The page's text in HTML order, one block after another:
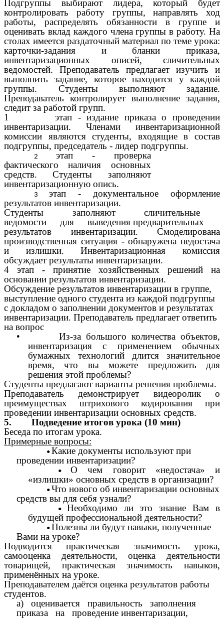
Подгруппы выбирают лидера, который будет
контролировать работу группы, направлять ход
работы, распределять обязанности в группе и
оценивать вклад каждого члена группы в работу. На
столах имеется раздаточный материал по теме урока:
карточки-задания и бланки приказа,
инвентаризационных описей, сличительных
ведомостей. Преподаватель предлагает изучить и
выполнить задание, которое находится у каждой
группы. Студенты выполняют задание.
Преподаватель контролирует выполнение задания,
следит за работой групп.
1 этап - издание приказа о проведении
инвентаризации. Членами инвентаризационной
комиссии являются студенты, входящие в состав
подгруппы, председатель - лидер подгруппы.
этап - проверка
фактического наличия основных
средств. Студенты заполняют
инвентаризационную опись.
этап - документальное оформление
результатов инвентаризации.
Студенты заполняют сличительные
ведомости для выведения предварительных
результатов инвентаризации. Смоделирована
производственная ситуация - обнаружена недостача
и излишки. Инвентаризационная комиссия
обсуждает результаты инвентаризации.
4 этап - принятие хозяйственных решений на
основании результатов инвентаризации.
Обсуждение результатов инвентаризации в группе,
выступление одного студента из каждой подгруппы
с докладом о заполнении документов и результатах
инвентаризации. Преподаватель предлагает ответить
на вопрос
• Из-за большого количества объектов,
инвентаризация с применением обычных
бумажных технологий длится значительное
время, что вы можете предложить для
решения этой проблемы?
Студенты предлагают варианты решения проблемы.
Преподаватель демонстрирует видеоролик о
преимуществах штрихового кодирования при
проведении инвентаризации основных средств.
5. Подведение итогов урока (10 мин)
Беседа по итогам урока.
Примерные вопросы:
Какие документы используют при
проведении инвентаризации?
О чем говорит «недостача» и
«излишки» основных средств в организации?
Что нового об инвентаризации основных
средств вы для себя узнали?
Необходимо ли это знание Вам в
будущей профессиональной деятельности?
Полезны ли будут навыки, полученные
Вами на уроке?
Подводится практическая значимость урока,
самооценка деятельности, оценка деятельности
товарищей, практическая значимость навыков,
применённых на уроке.
Преподавателем даётся оценка результатов работы
студентов.
а) оценивается правильность заполнения
приказа на проведение инвентаризации,